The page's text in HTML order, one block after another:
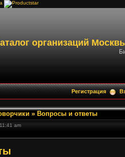
организаций
Регистрация
» Вопросы и ответы
am